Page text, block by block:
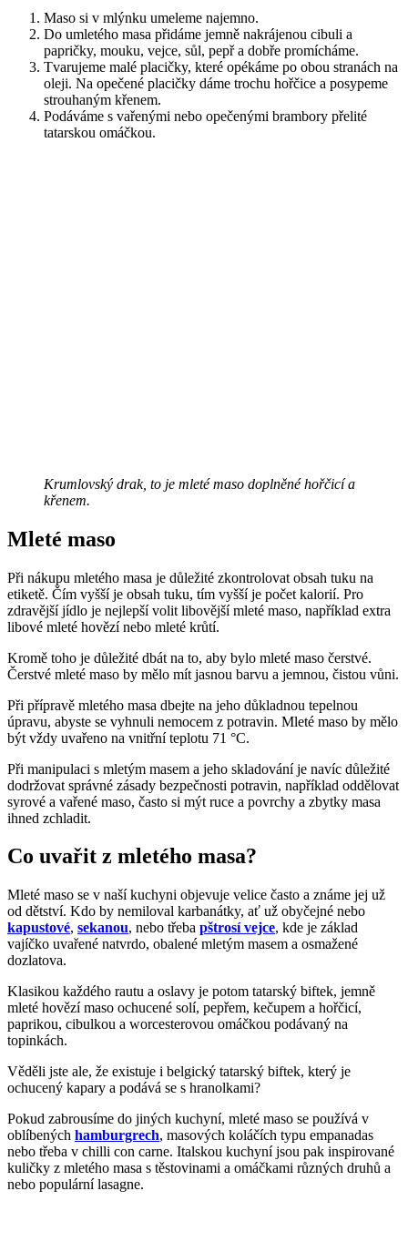
Maso si v mlýnku umeleme najemno.
Do umletého masa přidáme jemně nakrájenou cibuli a
papričky, mouku, vejce, sůl, pepř a dobře promícháme.
Tvarujeme malé placičky, které opékáme po obou stranách na
oleji. Na opečené placičky dáme trochu hořčice a posypeme
strouhaným křenem.
Podáváme s vařenými nebo opečenými brambory přelité
tatarskou omáčkou.
Krumlovský drak, to je mleté maso doplněné hořčicí a
křenem.
Mleté maso
Při nákupu mletého masa je důležité zkontrolovat obsah tuku na
etiketě. Čím vyšší je obsah tuku, tím vyšší je počet kalorií. Pro
zdravější jídlo je nejlepší volit libovější mleté maso, například extra
libové mleté hovězí nebo mleté krůtí.
Kromě toho je důležité dbát na to, aby bylo mleté maso čerstvé.
Čerstvé mleté maso by mělo mít jasnou barvu a jemnou, čistou vůni.
Při přípravě mletého masa dbejte na jeho důkladnou tepelnou
úpravu, abyste se vyhnuli nemocem z potravin. Mleté maso by mělo
být vždy uvařeno na vnitřní teplotu 71 °C.
Při manipulaci s mletým masem a jeho skladování je navíc důležité
dodržovat správné zásady bezpečnosti potravin, například oddělovat
syrové a vařené maso, často si mýt ruce a povrchy a zbytky masa
ihned zchladit.
Co uvařit z mletého masa?
Mleté maso se v naší kuchyni objevuje velice často a známe jej už
od dětství. Kdo by nemiloval karbanátky, ať už obyčejné nebo
kapustové, sekanou, nebo třeba pštrosí vejce, kde je základ
vajíčko uvařené natvrdo, obalené mletým masem a osmažené
dozlatova.
Klasikou každého rautu a oslavy je potom tatarský biftek, jemně
mleté hovězí maso ochucené solí, pepřem, kečupem a hořčicí,
paprikou, cibulkou a worcesterovou omáčkou podávaný na
topinkách.
Věděli jste ale, že existuje i belgický tatarský biftek, který je
ochucený kapary a podává se s hranolkami?
Pokud zabrousíme do jiných kuchyní, mleté maso se používá v
oblíbených hamburgrech, masových koláčích typu empanadas
nebo třeba v chilli con carne. Italskou kuchyní jsou pak inspirované
kuličky z mletého masa s těstovinami a omáčkami různých druhů a
nebo populární lasagne.